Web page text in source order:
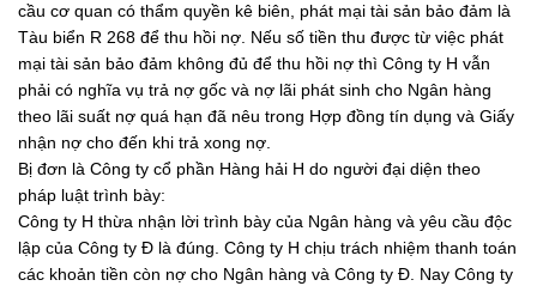
cầu cơ quan có thẩm quyền kê biên, phát mại tài sản bảo đảm là
Tàu biển R 268 để thu hồi nợ. Nếu số tiền thu được từ việc phát
mại tài sản bảo đảm không đủ để thu hồi nợ thì Công ty H vẫn
phải có nghĩa vụ trả nợ gốc và nợ lãi phát sinh cho Ngân hàng
theo lãi suất nợ quá hạn đã nêu trong Hợp đồng tín dụng và Giấy
nhận nợ cho đến khi trả xong nợ.
Bị đơn là Công ty cổ phần Hàng hải H do người đại diện theo
pháp luật trình bày:
Công ty H thừa nhận lời trình bày của Ngân hàng và yêu cầu độc
lập của Công ty Đ là đúng. Công ty H chịu trách nhiệm thanh toán
các khoản tiền còn nợ cho Ngân hàng và Công ty Đ. Nay Công ty